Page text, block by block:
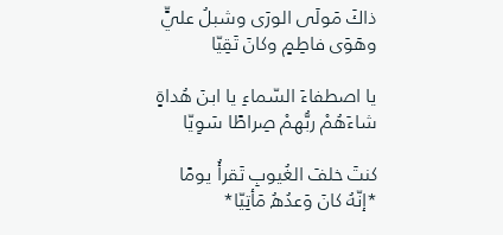
ذاكَ مَولَى الورَى وشبلُ عليٍّ
وهَوَى فاطِمٍ وكانَ تَقِيّا
يا اصطفاءَ السّماءِ يا ابنَ هُداةٍ
شاءَهُمْ ربُّهمْ صِراطًا سَوِيّا
كنتَ خلفَ الغُيوبِ تَقرأُ يومًا
*إنّهُ كانَ وَعدُهُ مَأتِيّا*